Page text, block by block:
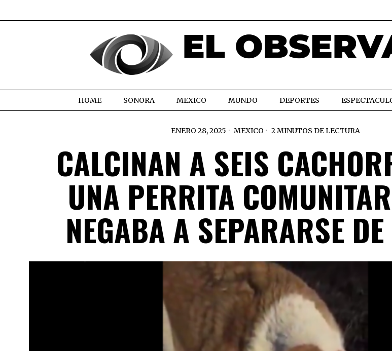
HOME SONORA MEXICO MUNDO DEPORTES
ENERO 28, 2025 MEXICO 2 MINUTOS DE LECTURA
CALCINAN A SEIS
UNA PERRITA
NEGABA A SEPARARSE